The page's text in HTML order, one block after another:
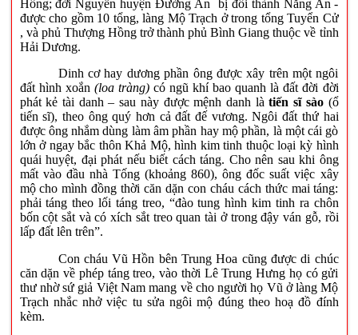
Hồng; đời Nguyễn huyện Đường An bị đổi thành Năng An -
được cho gồm 10 tổng, làng Mộ Trạch ở trong tổng Tuyển Cử
, và phủ Thượng Hồng trở thành phủ Bình Giang thuộc về tỉnh
Hải Dương.
Dinh cơ hay dương phần ông được xây trên một ngôi
đất hình xoắn (loa tràng)có ngũ khí bao quanh là đất đời đời
phát kẻ tài danh – sau này được mệnh danh làtiến sĩ sào(ổ
tiến sĩ), theo ông quý hơn cả đất đế vương. Ngôi đất thứ hai
được ông nhắm dùng làm âm phần hay mộ phần, là một cái gò
lớn ở ngay bắc thôn Khả Mộ, hình kim tinh thuộc loại kỳ hình
quái huyệt, đại phát nếu biết cách táng. Cho nên sau khi ông
mất vào đầu nhà Tống (khoảng 860), ông đốc suất việc xây
mộ cho mình đồng thời căn dặn con cháu cách thức mai táng:
phải táng theo lối táng treo, “đào tung hình kim tinh ra chôn
bốn cột sắt và có xích sắt treo quan tài ở trong đậy ván gỗ, rồi
lấp đất lên trên”.
Con cháu Vũ Hồn bên Trung Hoa cũng được di chúc
căn dặn về phép táng treo, vào thời Lê Trung Hưng họ có gửi
thư nhờ sứ giả Việt Nam mang về cho người họ Vũ ở làng Mộ
Trạch nhắc nhở việc tu sửa ngôi mộ đúng theo hoạ đồ đính
kèm.